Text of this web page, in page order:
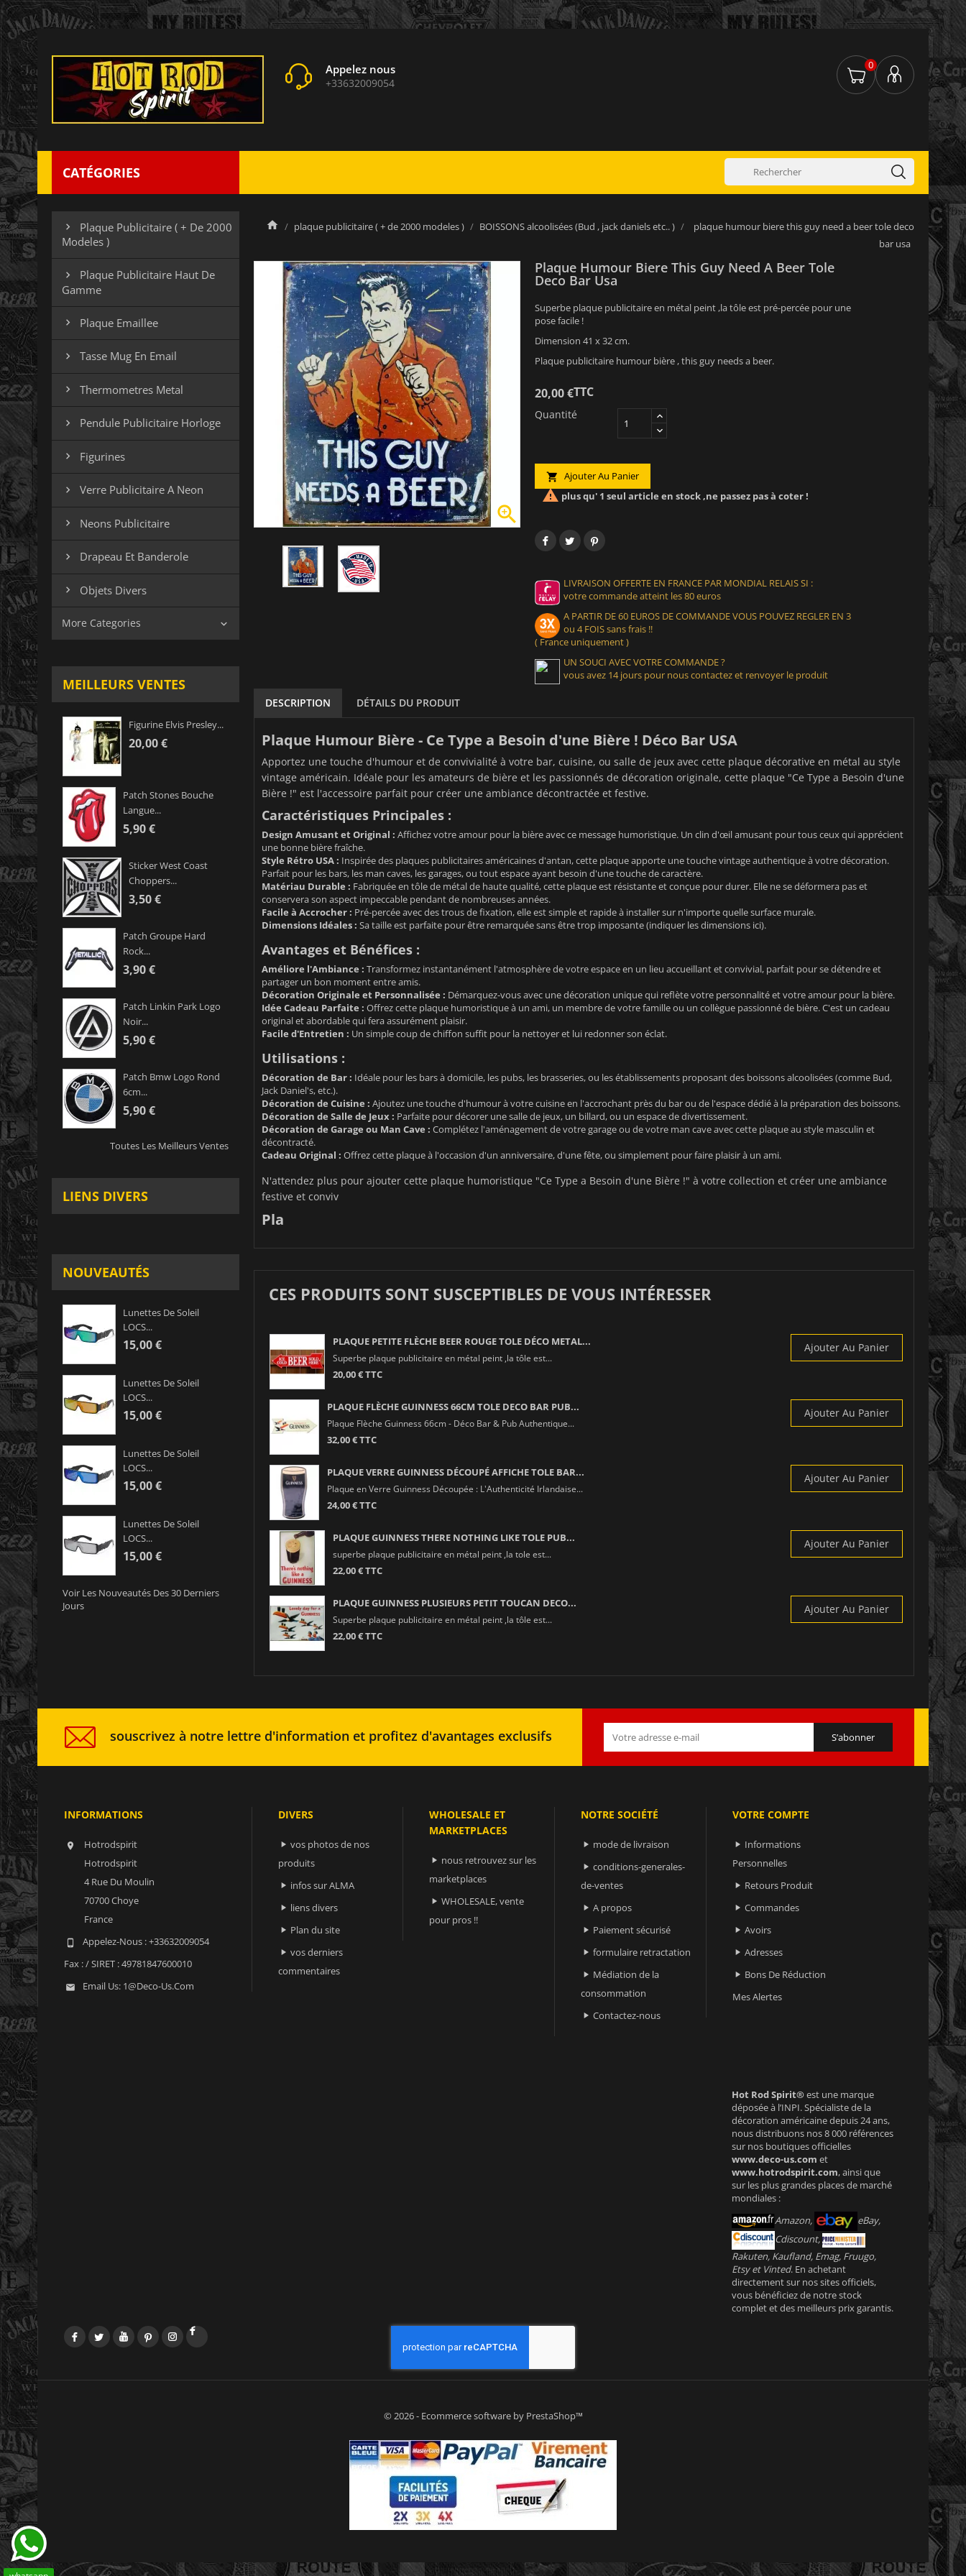
Appelez nous
+33632009054
0
CATÉGORIES

Plaque Publicitaire ( + De 2000
Modeles )

Plaque Publicitaire Haut De
Gamme
 Plaque Emaillee
 Tasse Mug En Email
 Thermometres Metal
 Pendule Publicitaire Horloge
 Figurines
 Verre Publicitaire A Neon
 Neons Publicitaire
 Drapeau Et Banderole
 Objets Divers
More Categories 
MEILLEURS VENTES
Figurine Elvis Presley...
20,00 €
Patch Stones Bouche
Langue...
5,90 €
Sticker West Coast
Choppers...
3,50 €
Patch Groupe Hard
Rock...
3,90 €
Patch Linkin Park Logo
Noir...
5,90 €
Patch Bmw Logo Rond
6cm...
5,90 €
Toutes Les Meilleurs Ventes
LIENS DIVERS
NOUVEAUTÉS
Lunettes De Soleil
LOCS...
15,00 €
Lunettes De Soleil
LOCS...
15,00 €
Lunettes De Soleil
LOCS...
15,00 €
Lunettes De Soleil
LOCS...
15,00 €
Voir Les Nouveautés Des 30 Derniers
Jours
plaque publicitaire ( + de 2000 modeles ) BOISSONS alcoolisées (Bud , jack daniels etc.. )
plaque humour biere this guy need a beer tole deco
bar usa

Plaque Humour Biere This Guy Need A Beer Tole
Deco Bar Usa
Superbe plaque publicitaire en métal peint ,la tôle est pré-percée pour une
pose facile !
Dimension 41 x 32 cm.
Plaque publicitaire humour bière , this guy needs a beer.
20,00 €TTC
Quantité
 Ajouter Au Panier
 plus qu' 1 seul article en stock ,ne passez pas à coter !
LIVRAISON OFFERTE EN FRANCE PAR MONDIAL RELAIS SI :
votre commande atteint les 80 euros
A PARTIR DE 60 EUROS DE COMMANDE VOUS POUVEZ REGLER EN 3
ou 4 FOIS sans frais !!
( France uniquement )
UN SOUCI AVEC VOTRE COMMANDE ?
vous avez 14 jours pour nous contactez et renvoyer le produit
DESCRIPTION DÉTAILS DU PRODUIT
Plaque Humour Bière - Ce Type a Besoin d'une Bière ! Déco Bar USA
Apportez une touche d'humour et de convivialité à votre bar, cuisine, ou salle de jeux avec cette plaque décorative en métal au style
vintage américain. Idéale pour les amateurs de bière et les passionnés de décoration originale, cette plaque "Ce Type a Besoin d'une
Bière !" est l'accessoire parfait pour créer une ambiance décontractée et festive.
Caractéristiques Principales :
Design Amusant et Original : Affichez votre amour pour la bière avec ce message humoristique. Un clin d'œil amusant pour tous ceux qui apprécient
une bonne bière fraîche.
Style Rétro USA : Inspirée des plaques publicitaires américaines d'antan, cette plaque apporte une touche vintage authentique à votre décoration.
Parfait pour les bars, les man caves, les garages, ou tout espace ayant besoin d'une touche de caractère.
Matériau Durable : Fabriquée en tôle de métal de haute qualité, cette plaque est résistante et conçue pour durer. Elle ne se déformera pas et
conservera son aspect impeccable pendant de nombreuses années.
Facile à Accrocher : Pré-percée avec des trous de fixation, elle est simple et rapide à installer sur n'importe quelle surface murale.
Dimensions Idéales : Sa taille est parfaite pour être remarquée sans être trop imposante (indiquer les dimensions ici).
Avantages et Bénéfices :
Améliore l'Ambiance : Transformez instantanément l'atmosphère de votre espace en un lieu accueillant et convivial, parfait pour se détendre et
partager un bon moment entre amis.
Décoration Originale et Personnalisée : Démarquez-vous avec une décoration unique qui reflète votre personnalité et votre amour pour la bière.
Idée Cadeau Parfaite : Offrez cette plaque humoristique à un ami, un membre de votre famille ou un collègue passionné de bière. C'est un cadeau
original et abordable qui fera assurément plaisir.
Facile d'Entretien : Un simple coup de chiffon suffit pour la nettoyer et lui redonner son éclat.
Utilisations :
Décoration de Bar : Idéale pour les bars à domicile, les pubs, les brasseries, ou les établissements proposant des boissons alcoolisées (comme Bud,
Jack Daniel's, etc.).
Décoration de Cuisine : Ajoutez une touche d'humour à votre cuisine en l'accrochant près du bar ou de l'espace dédié à la préparation des boissons.
Décoration de Salle de Jeux : Parfaite pour décorer une salle de jeux, un billard, ou un espace de divertissement.
Décoration de Garage ou Man Cave : Complétez l'aménagement de votre garage ou de votre man cave avec cette plaque au style masculin et
décontracté.
Cadeau Original : Offrez cette plaque à l'occasion d'un anniversaire, d'une fête, ou simplement pour faire plaisir à un ami.
N'attendez plus pour ajouter cette plaque humoristique "Ce Type a Besoin d'une Bière !" à votre collection et créer une ambiance
festive et conviv
Pla
CES PRODUITS SONT SUSCEPTIBLES DE VOUS INTÉRESSER
PLAQUE PETITE FLÈCHE BEER ROUGE TOLE DÉCO METAL...
Superbe plaque publicitaire en métal peint ,la tôle est...
20,00 € TTC
Ajouter Au Panier
PLAQUE FLÈCHE GUINNESS 66CM TOLE DECO BAR PUB...
Plaque Flèche Guinness 66cm - Déco Bar & Pub Authentique...
32,00 € TTC
Ajouter Au Panier
PLAQUE VERRE GUINNESS DÉCOUPÉ AFFICHE TOLE BAR...
Plaque en Verre Guinness Découpée : L'Authenticité Irlandaise...
24,00 € TTC
Ajouter Au Panier
PLAQUE GUINNESS THERE NOTHING LIKE TOLE PUB...
superbe plaque publicitaire en métal peint ,la tole est...
22,00 € TTC
Ajouter Au Panier
PLAQUE GUINNESS PLUSIEURS PETIT TOUCAN DECO...
Superbe plaque publicitaire en métal peint ,la tôle est...
22,00 € TTC
Ajouter Au Panier
souscrivez à notre lettre d'information et profitez d'avantages exclusifs
INFORMATIONS

Hotrodspirit
Hotrodspirit
4 Rue Du Moulin
70700 Choye
France
 Appelez-Nous :+33632009054
Fax :/ SIRET : 49781847600010
 Email Us: 1@deco-Us.com
DIVERS
 vos photos de nos
produits
 infos sur ALMA
 liens divers
 Plan du site
 vos derniers
commentaires
WHOLESALE ET
MARKETPLACES
 nous retrouvez sur les
marketplaces
 WHOLESALE, vente
pour pros !!
NOTRE SOCIÉTÉ
 mode de livraison
 conditions-generales-
de-ventes
 A propos
 Paiement sécurisé
 formulaire retractation
 Médiation de la
consommation
 Contactez-nous
VOTRE COMPTE
 Informations
Personnelles
 Retours Produit
 Commandes
 Avoirs
 Adresses
 Bons De Réduction
Mes Alertes
Hot Rod Spirit®est une marque
déposée à l’INPI. Spécialiste de la
décoration américaine depuis 24 ans,
nous distribuons nos 8 000 références
sur nos boutiques officielles
www.deco-us.com et
www.hotrodspirit.com, ainsi que
sur les plus grandes places de marché
mondiales :
Amazon,
eBay,
Cdiscount,
Rakuten, Kaufland, Emag, Fruugo,
Etsy et Vinted. En achetant
directement sur nos sites officiels,
vous bénéficiez de notre stock
complet et des meilleurs prix garantis.
FacebookTwitterYouTubePinterestInstagram
© 2026 - Ecommerce software by PrestaShop™